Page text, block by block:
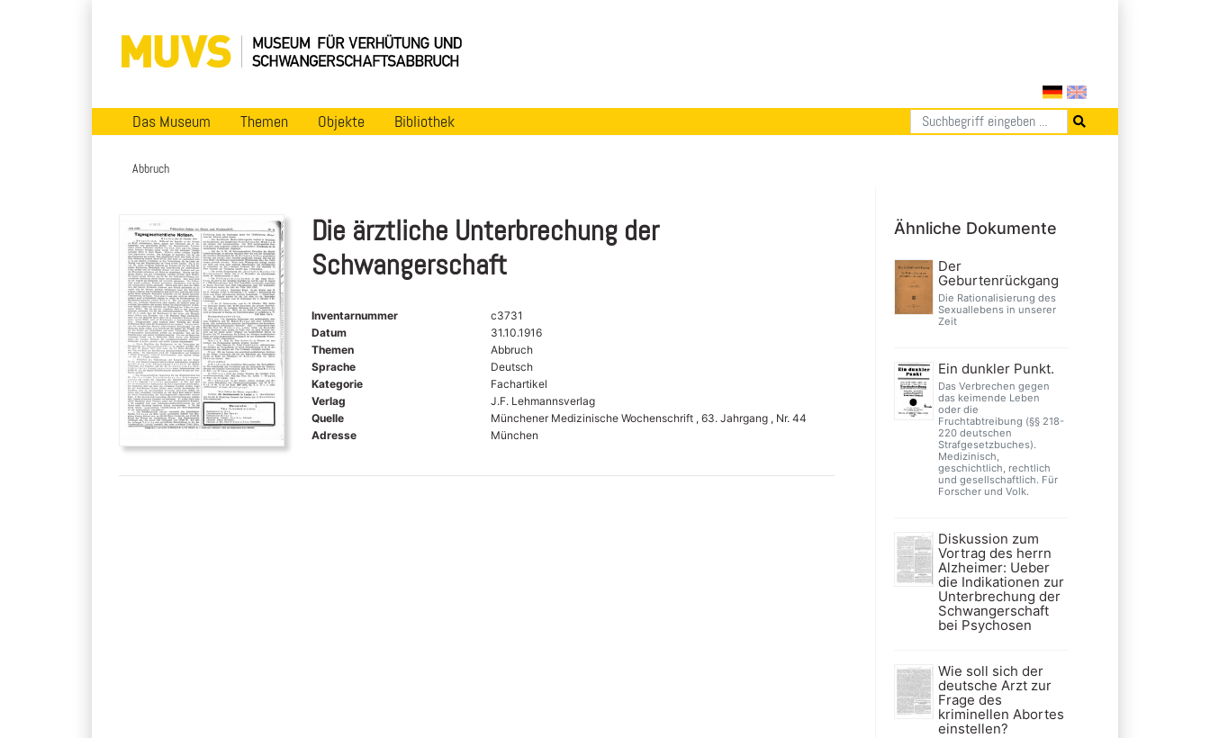
Das Museum Themen Objekte Bibliothek
Abbruch
Die ärztliche Unterbrechung der
Schwangerschaft
Inventarnummer
c3731
Datum
31.10.1916
Themen
Abbruch
Sprache
Deutsch
Kategorie
Fachartikel
Verlag
J.F. Lehmannsverlag
Quelle
Münchener Medizinische Wochenschrift , 63. Jahrgang , Nr. 44
Adresse
München
Ähnliche Dokumente
Der
Geburtenrückgang
Die Rationalisierung des
Sexuallebens in unserer
Zeit
Ein dunkler Punkt.
Das Verbrechen gegen
das keimende Leben
oder die
Fruchtabtreibung (§§ 218-
220 deutschen
Strafgesetzbuches).
Medizinisch,
geschichtlich, rechtlich
und gesellschaftlich. Für
Forscher und Volk.
Diskussion zum
Vortrag des herrn
Alzheimer: Ueber
die Indikationen zur
Unterbrechung der
Schwangerschaft
bei Psychosen
Wie soll sich der
deutsche Arzt zur
Frage des
kriminellen Abortes
einstellen?